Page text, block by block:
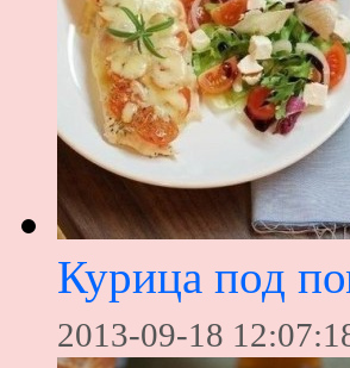
Курица под
2013-09-18